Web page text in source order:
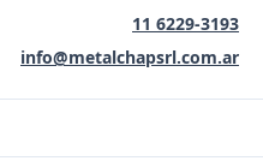
11 6229-3193
info@metalchapsrl.com.ar